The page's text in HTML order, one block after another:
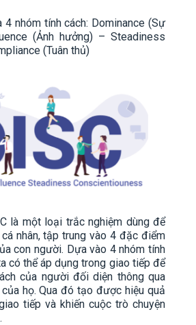
4 nhóm tính cách: Dominance (Sự
(Ảnh hưởng) – Steadiness
(Tuân thủ)
là một loại trắc nghiệm dùng để
nhân, tập trung vào 4 đặc điểm
con người. Dựa vào 4 nhóm tính
có thể áp dụng trong giao tiếp để
của người đối diện thông qua
họ. Qua đó tạo được hiệu quả
tiếp và khiến cuộc trò chuyện